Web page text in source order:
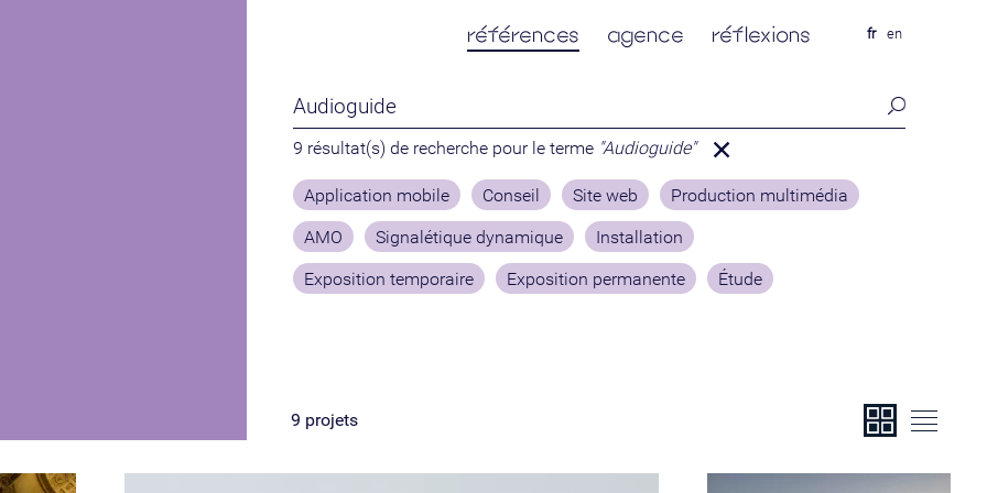
fr en
références agence réflexions
9 résultat(s) de recherche pour le terme "Audioguide"
Application mobile Conseil Site web
Production multimédia
AMO
Signalétique dynamique
Installation
Exposition temporaire
Exposition permanente Étude
9 projets